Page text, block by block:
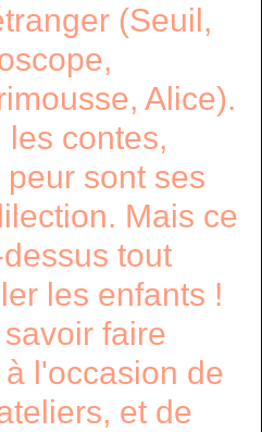
(Seuil,
Alice).
les contes,
peur sont ses
Mais ce
tout
les enfants !
faire
l'occasion de
et de